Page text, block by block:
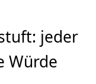
jeder
Würde